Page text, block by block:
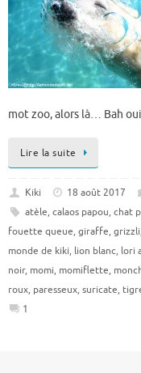
mot zoo, alors là… Bah
Lire la suite
Kiki 18 août 2017
atèle, calaos papou, chat
fouette queue, giraffe, grizzli
monde de kiki, lion blanc, lori
noir, momi, momiflette,
roux, paresseux, suricate,
1